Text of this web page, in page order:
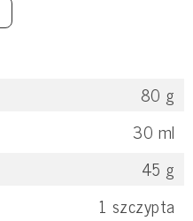
80 g
30 ml
45 g
1 szczypta